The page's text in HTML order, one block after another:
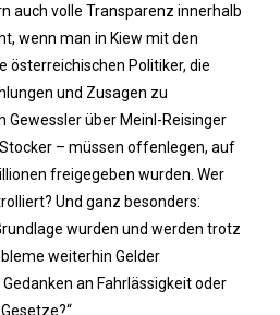
auch volle Transparenz innerhalb
wenn man in Kiew mit den
österreichischen Politiker, die
und Zusagen zu
Gewessler über Meinl-Reisinger
– müssen offenlegen, auf
freigegeben wurden. Wer
Und ganz besonders:
wurden und werden trotz
weiterhin Gelder
an Fahrlässigkeit oder